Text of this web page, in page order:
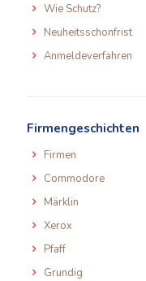
Wie Schutz?
Neuheitsschonfrist
Anmeldeverfahren
Firmengeschichten
Firmen
Commodore
Märklin
Xerox
Pfaff
Grundig